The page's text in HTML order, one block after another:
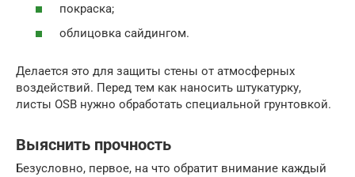
покраска;
облицовка сайдингом.
Делается это для защиты стены от атмосферных
воздействий. Перед тем как наносить штукатурку,
листы OSB нужно обработать специальной грунтовкой.
Выяснить прочность
Безусловно, первое, на что обратит внимание каждый